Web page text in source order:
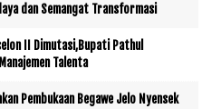
dan Semangat Transformasi
II Dimutasi,Bupati Pathul
Talenta
Pembukaan Begawe Jelo Nyensek